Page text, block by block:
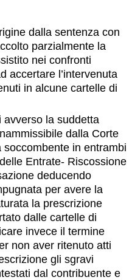
dalla sentenza con
parzialmente la
nei confronti
accertare l’intervenuta
in alcune cartelle di
avverso la suddetta
dalla Corte
in entrambi
Entrate- Riscossione
deducendo
per avere la
la prescrizione
dalle cartelle di
invece il termine
non aver ritenuto atti
gli sgravi
dal contribuente e